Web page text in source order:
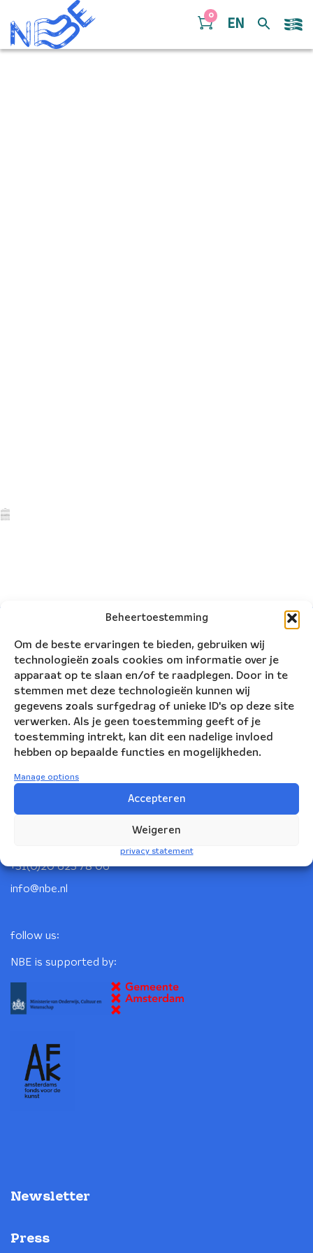
Beheertoestemming
Om de beste ervaringen te bieden, gebruiken wij
technologieën zoals cookies om informatie over je
apparaat op te slaan en/of te raadplegen. Door in te
stemmen met deze technologieën kunnen wij
gegevens zoals surfgedrag of unieke ID's op deze site
verwerken. Als je geen toestemming geeft of je
toestemming intrekt, kan dit een nadelige invloed
hebben op bepaalde functies en mogelijkheden.
Manage options
Accepteren
Weigeren
privacy statement
Doorgaan naar inhoud
0
EN
Nederlandse Blazers Ensemble
+31(0)20 623 78 06
info@nbe.nl
follow us:
NBE is supported by:
Newsletter
Press